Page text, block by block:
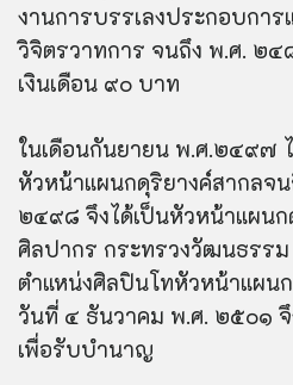
งานการบรรเลงประกอบการ
วิจิตรวาทการ จนถึง พ.ศ. ๒
เงินเดือน ๙๐ บาท
ในเดือนกันยายน พ.ศ.๒๔๙๗
หัวหน้าแผนกดุริยางค์สากลจ
๒๔๙๘ จึงได้เป็นหัวหน้าแผน
ศิลปากร กระทรวงวัฒนธรร
ตำแหน่งศิลปินโทหัวหน้าแผน
วันที่ ๔ ธันวาคม พ.ศ. ๒๕๐๑
เพื่อรับบำนาญ